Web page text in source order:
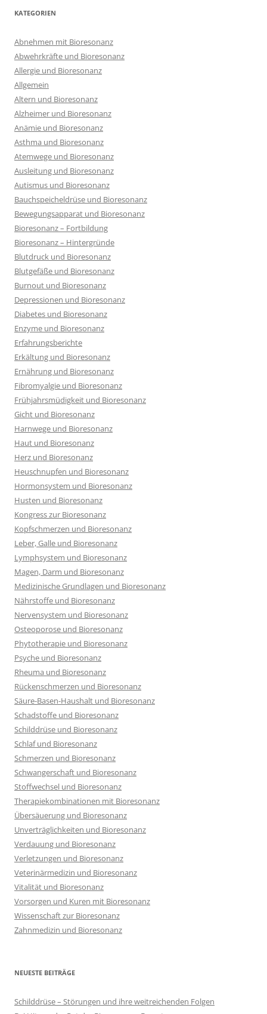
KATEGORIEN
Abnehmen mit Bioresonanz
Abwehrkräfte und Bioresonanz
Allergie und Bioresonanz
Allgemein
Altern und Bioresonanz
Alzheimer und Bioresonanz
Anämie und Bioresonanz
Asthma und Bioresonanz
Atemwege und Bioresonanz
Ausleitung und Bioresonanz
Autismus und Bioresonanz
Bauchspeicheldrüse und Bioresonanz
Bewegungsapparat und Bioresonanz
Bioresonanz – Fortbildung
Bioresonanz – Hintergründe
Blutdruck und Bioresonanz
Blutgefäße und Bioresonanz
Burnout und Bioresonanz
Depressionen und Bioresonanz
Diabetes und Bioresonanz
Enzyme und Bioresonanz
Erfahrungsberichte
Erkältung und Bioresonanz
Ernährung und Bioresonanz
Fibromyalgie und Bioresonanz
Frühjahrsmüdigkeit und Bioresonanz
Gicht und Bioresonanz
Harnwege und Bioresonanz
Haut und Bioresonanz
Herz und Bioresonanz
Heuschnupfen und Bioresonanz
Hormonsystem und Bioresonanz
Husten und Bioresonanz
Kongress zur Bioresonanz
Kopfschmerzen und Bioresonanz
Leber, Galle und Bioresonanz
Lymphsystem und Bioresonanz
Magen, Darm und Bioresonanz
Medizinische Grundlagen und Bioresonanz
Nährstoffe und Bioresonanz
Nervensystem und Bioresonanz
Osteoporose und Bioresonanz
Phytotherapie und Bioresonanz
Psyche und Bioresonanz
Rheuma und Bioresonanz
Rückenschmerzen und Bioresonanz
Säure-Basen-Haushalt und Bioresonanz
Schadstoffe und Bioresonanz
Schilddrüse und Bioresonanz
Schlaf und Bioresonanz
Schmerzen und Bioresonanz
Schwangerschaft und Bioresonanz
Stoffwechsel und Bioresonanz
Therapiekombinationen mit Bioresonanz
Übersäuerung und Bioresonanz
Unverträglichkeiten und Bioresonanz
Verdauung und Bioresonanz
Verletzungen und Bioresonanz
Veterinärmedizin und Bioresonanz
Vitalität und Bioresonanz
Vorsorgen und Kuren mit Bioresonanz
Wissenschaft zur Bioresonanz
Zahnmedizin und Bioresonanz
NEUESTE BEITRÄGE
Schilddrüse – Störungen und ihre weitreichenden Folgen